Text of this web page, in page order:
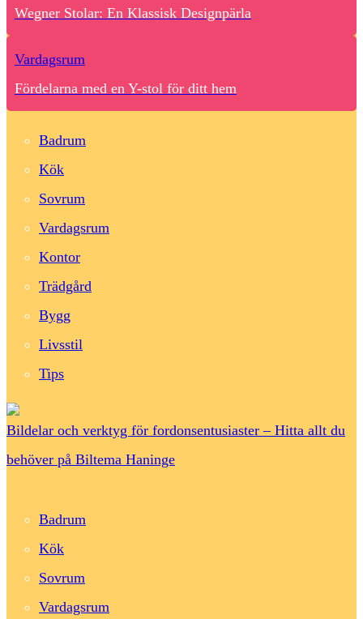
Wegner Stolar: En Klassisk Designpärla
Vardagsrum
Fördelarna med en Y-stol för ditt hem
Badrum
Kök
Sovrum
Vardagsrum
Kontor
Trädgård
Bygg
Livsstil
Tips
Bildelar och verktyg för fordonsentusiaster – Hitta allt du
behöver på Biltema Haninge
Badrum
Kök
Sovrum
Vardagsrum